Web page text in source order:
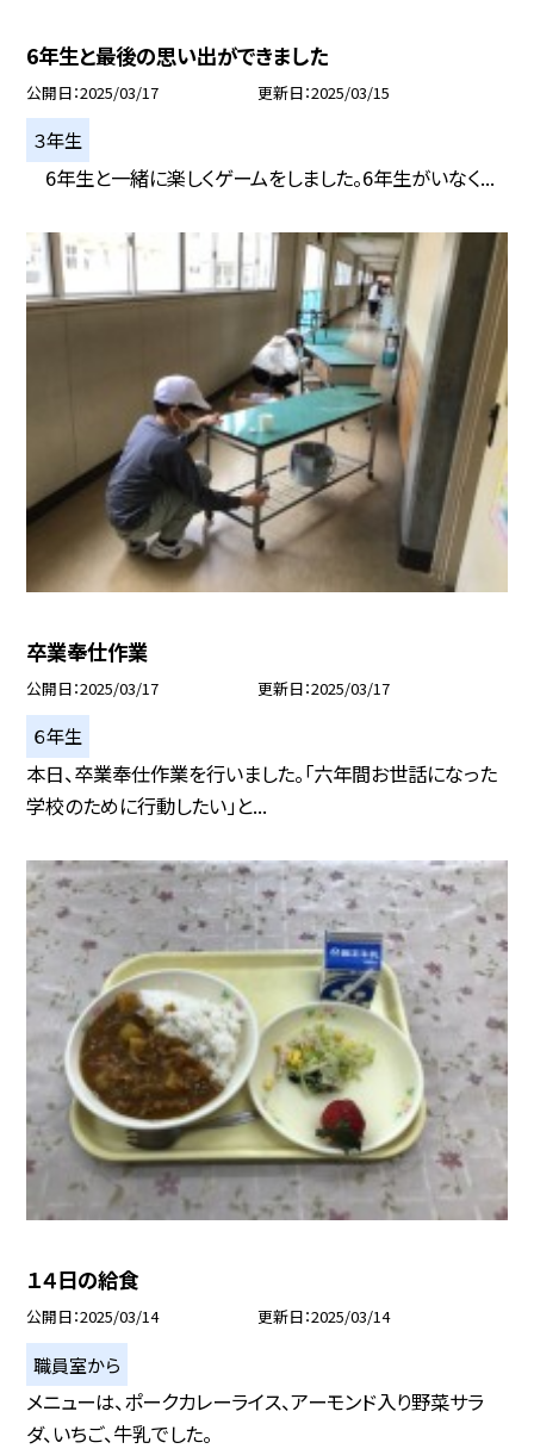
6年生と最後の思い出ができました
公開日 2025/03/17 更新日 2025/03/15
３年生
6年生と一緒に楽しくゲームをしました。6年生がいなく...
卒業奉仕作業
公開日 2025/03/17 更新日 2025/03/17
６年生
本日、卒業奉仕作業を行いました。「六年間お世話になった
学校のために行動したい」と...
１４日の給食
公開日 2025/03/14 更新日 2025/03/14
職員室から
メニューは、ポークカレーライス、アーモンド入り野菜サラ
ダ、いちご、牛乳でした。